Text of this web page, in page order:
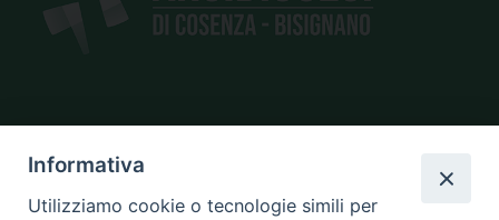
piazza Giano Parrasio, 16
87100 Cosenza
Informativa
Utilizziamo cookie o tecnologie simili per